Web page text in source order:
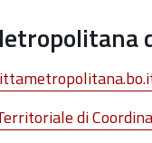
di